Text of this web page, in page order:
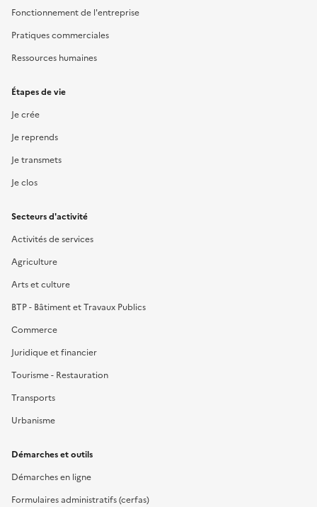
Fonctionnement de l'entreprise
Pratiques commerciales
Ressources humaines
Étapes de vie
Je crée
Je reprends
Je transmets
Je clos
Secteurs d'activité
Activités de services
Agriculture
Arts et culture
BTP - Bâtiment et Travaux Publics
Commerce
Juridique et financier
Tourisme - Restauration
Transports
Urbanisme
Démarches et outils
Démarches en ligne
Formulaires administratifs (cerfas)